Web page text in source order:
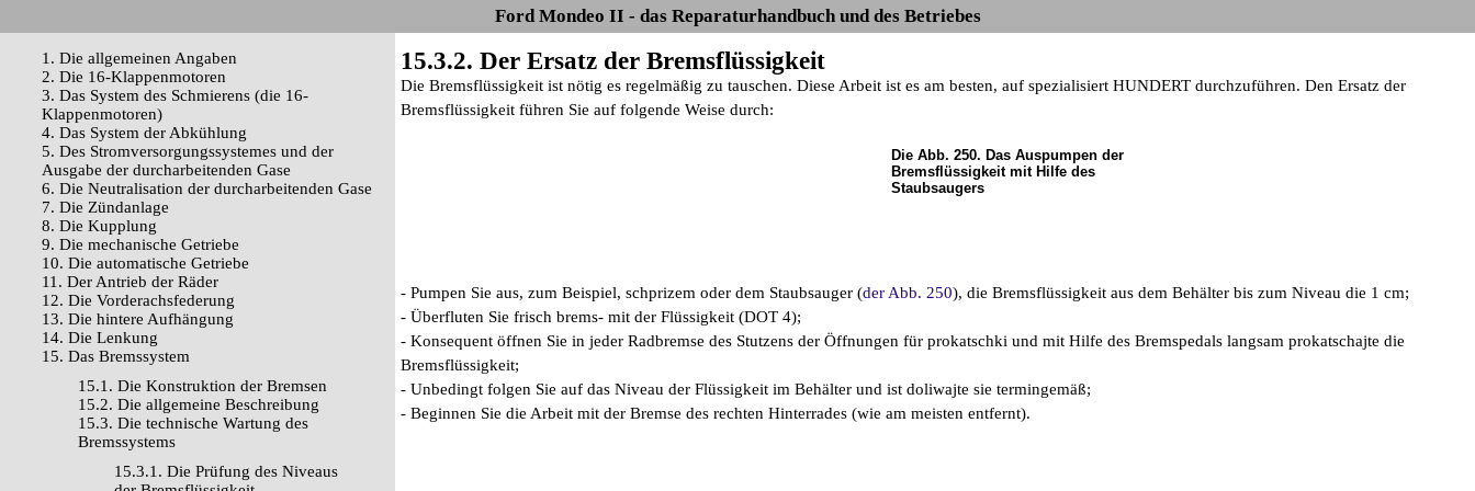
Ford Mondeo II - das Reparaturhandbuch und des Betriebes
1. Die allgemeinen Angaben
2. Die 16-Klappenmotoren
3. Das System des Schmierens (die 16-
Klappenmotoren)
4. Das System der Abkühlung
5. Des Stromversorgungssystemes und der
Ausgabe der durcharbeitenden Gase
6. Die Neutralisation der durcharbeitenden Gase
7. Die Zündanlage
8. Die Kupplung
9. Die mechanische Getriebe
10. Die automatische Getriebe
11. Der Antrieb der Räder
12. Die Vorderachsfederung
13. Die hintere Aufhängung
14. Die Lenkung
15. Das Bremssystem
15.1. Die Konstruktion der Bremsen
15.2. Die allgemeine Beschreibung
15.3. Die technische Wartung des
Bremssystems
15.3.1. Die Prüfung des Niveaus
15.3.2. Der Ersatz der Bremsflüssigkeit
Die Bremsflüssigkeit ist nötig es regelmäßig zu tauschen. Diese Arbeit ist es am besten, auf spezialisiert HUNDERT durchzuführen. Den Ersatz der
Bremsflüssigkeit führen Sie auf folgende Weise durch:
Die Abb. 250. Das Auspumpen der
Bremsflüssigkeit mit Hilfe des
Staubsaugers
- Pumpen Sie aus, zum Beispiel, schprizem oder dem Staubsauger (der Abb. 250), die Bremsflüssigkeit aus dem Behälter bis zum Niveau die 1 cm;
- Überfluten Sie frisch brems- mit der Flüssigkeit (DOT 4);
- Konsequent öffnen Sie in jeder Radbremse des Stutzens der Öffnungen für prokatschki und mit Hilfe des Bremspedals langsam prokatschajte die
Bremsflüssigkeit;
- Unbedingt folgen Sie auf das Niveau der Flüssigkeit im Behälter und ist doliwajte sie termingemäß;
- Beginnen Sie die Arbeit mit der Bremse des rechten Hinterrades (wie am meisten entfernt).